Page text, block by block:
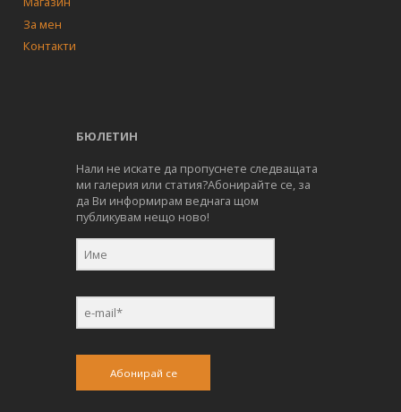
За мен
Контакти
БЮЛЕТИН
Нали не искате да пропуснете следващата
ми галерия или статия?Абонирайте се, за
да Ви информирам веднага щом
публикувам нещо ново!
Абонирай се